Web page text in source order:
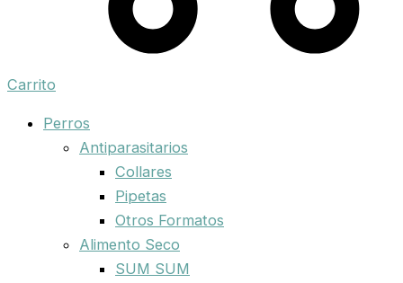
Carrito
Perros
Antiparasitarios
Collares
Pipetas
Otros Formatos
Alimento Seco
SUM SUM